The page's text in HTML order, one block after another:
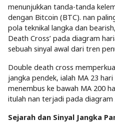
menunjukkan tanda-tanda
dengan Bitcoin (BTC). nan
pola teknikal langka dan
Death Cross’ pada diagram
sebuah sinyal awal dari tren
Double death cross
jangka pendek, ialah MA 23
menembus ke bawah MA 200
itulah nan terjadi pada diagram
Sejarah dan Sinyal Jangka